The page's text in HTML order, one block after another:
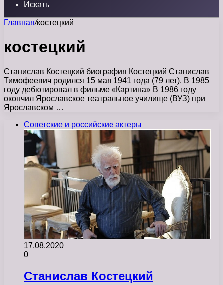
Искать
Главная/костецкий
костецкий
Станислав Костецкий биография Костецкий Станислав
Тимофеевич родился 15 мая 1941 года (79 лет). В 1985
году дебютировал в фильме «Картина» В 1986 году
окончил Ярославское театральное училище (ВУЗ) при
Ярославском …
Советские и российские актеры
17.08.2020
0
Станислав Костецкий